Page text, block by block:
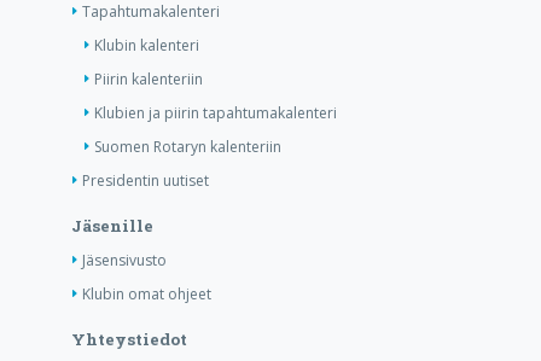
Tapahtumakalenteri
Klubin kalenteri
Piirin kalenteriin
Klubien ja piirin tapahtumakalenteri
Suomen Rotaryn kalenteriin
Presidentin uutiset
Jäsenille
Jäsensivusto
Klubin omat ohjeet
Yhteystiedot